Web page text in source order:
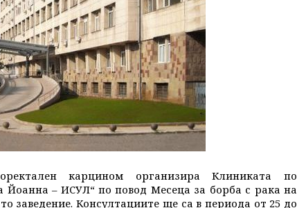
карцином организира Клиниката по
– ИСУЛ“ по повод Месеца за борба с рака на
заведение. Консултациите ще са в периода от 25 до